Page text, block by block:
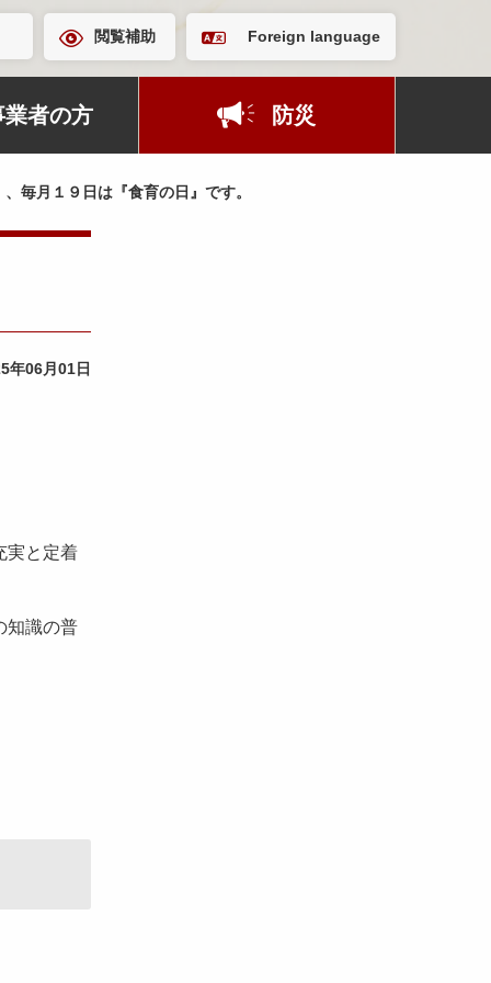
閲覧補助 Foreign language
業者の方 防災
毎月１９日は『食育の日』です。
年06月01日
実と定着
知識の普